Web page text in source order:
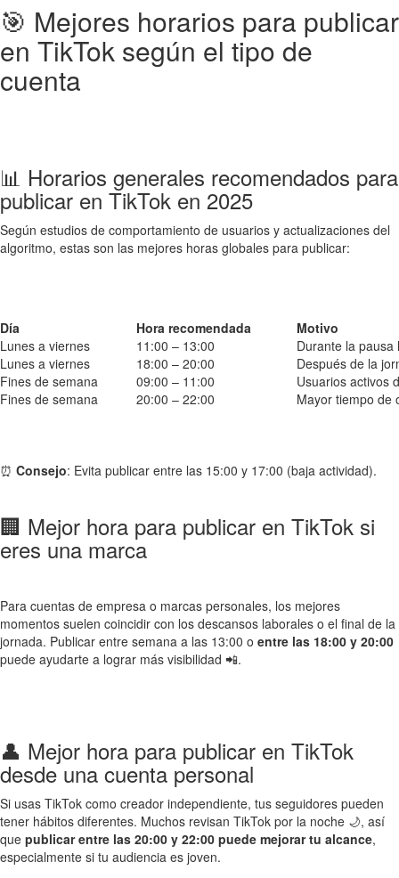
🎯 Mejores horarios para publicar
en TikTok según el tipo de
cuenta
📊 Horarios generales recomendados para
publicar en TikTok en 2025
Según estudios de comportamiento de usuarios y actualizaciones del
algoritmo, estas son las mejores horas globales para publicar:
Día Hora recomendada
Motivo
Lunes a viernes
11:00 – 13:00
Durante la
Lunes a viernes
18:00 – 20:00
Después de la
Fines de semana
09:00 – 11:00
Usuarios activos
Fines de semana
20:00 – 22:00 Mayor tiempo de
⏰ Consejo: Evita publicar entre las 15:00 y 17:00 (baja actividad).
🏢 Mejor hora para publicar en TikTok si
eres una marca
Para cuentas de empresa o marcas personales, los mejores
momentos suelen coincidir con los descansos laborales o el final de la
jornada. Publicar entre semana a las 13:00 o entre las 18:00 y 20:00
puede ayudarte a lograr más visibilidad 📲.
👤 Mejor hora para publicar en TikTok
desde una cuenta personal
Si usas TikTok como creador independiente, tus seguidores pueden
tener hábitos diferentes. Muchos revisan TikTok por la noche 🌙, así
que publicar entre las 20:00 y 22:00 puede mejorar tu alcance,
especialmente si tu audiencia es joven.